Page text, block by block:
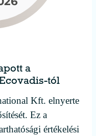
a
tól
Kft. elnyerte
Ez a
értékelési